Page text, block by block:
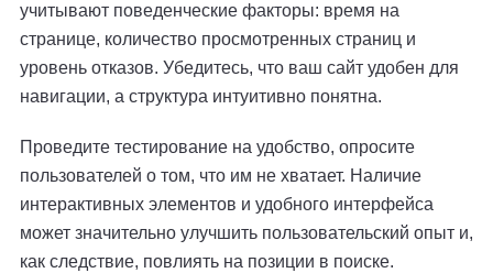
учитывают поведенческие факторы: время на
странице, количество просмотренных страниц и
уровень отказов. Убедитесь, что ваш сайт удобен для
навигации, а структура интуитивно понятна.
Проведите тестирование на удобство, опросите
пользователей о том, что им не хватает. Наличие
интерактивных элементов и удобного интерфейса
может значительно улучшить пользовательский опыт и,
как следствие, повлиять на позиции в поиске.